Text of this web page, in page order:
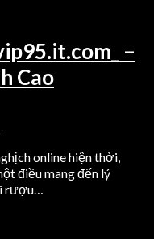
–
Cao
online hiện thời,
điều mang đến lý
rượu…